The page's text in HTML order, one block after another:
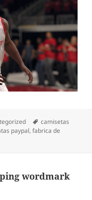
Etiquetas
camisetas
paypal,fabrica de
wordmark